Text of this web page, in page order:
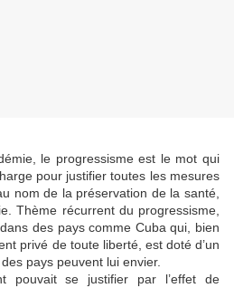
le progressisme est le mot qui
pour justifier toutes les mesures
nom de la préservation de la santé,
Thème récurrent du progressisme,
des pays comme Cuba qui, bien
privé de toute liberté, est doté d’un
pays peuvent lui envier.
pouvait se justifier par l’effet de